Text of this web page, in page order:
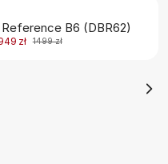
B6 (DBR62)
zł 1499 zł